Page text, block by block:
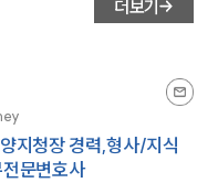
더보기
지청장 경력,형사/지식
문변호사